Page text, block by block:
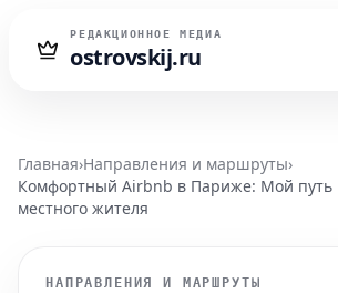
РЕДАКЦИОННОЕ МЕДИА
ostrovskij.ru
Главная›Направления и маршруты›
Комфортный Airbnb в Париже: Мой
местного жителя
НАПРАВЛЕНИЯ И МАРШРУТЫ